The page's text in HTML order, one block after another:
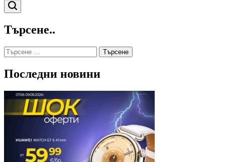
Търсене
Търсене..
Търсене
за:
Последни новини